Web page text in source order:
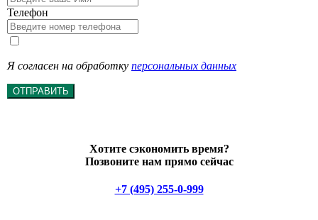
Телефон
Я согласен на обработку персональных данных
ОТПРАВИТЬ
Хотите сэкономить время?
Позвоните нам прямо сейчас
+7 (495) 255-0-999